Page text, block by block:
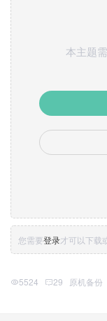
本主题
您需要登录才可以下载
5524 29 原机备份